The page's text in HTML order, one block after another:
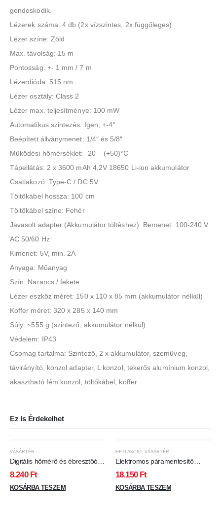
gondoskodik.
Lézerek száma: 4 db (2x vízszintes, 2x függőleges)
Lézer színe: Zöld
Max. távolság: 15 m
Pontosság: +- 1 mm / 7 m
Lézerdióda: 515 nm
Lézer osztály: Class 2
Lézer max. teljesítménye: 100 mW
Automatikus szintezés: Igen, +-4°
Beépített állványmenet: 1/4″ és 5/8″
Működési hőmérséklet: -20 – (+50)°C
Tápellátás: 2 x 3600 mAh 4,2V 18650 Li-ion akkumulátor
Csatlakozó: Type-C / DC 5V
Töltőkábel hossza: 100 cm
Töltőkábel színe: Fehér
Javasolt adapter (Akkumulátor töltéshez): Bemenet: 100-240 V
AC 50/60 Hz
Kimenet: 5V, min. 2A
Anyaga: Műanyag
Szín: Narancs / fekete
Lézer eszköz méret: 150 x 110 x 85 mm (akkumulátor nélkül)
Koffer méret: 320 x 285 x 140 mm
Súly: ~555 g (szintező, akkumulátor nélkül)
Védelem: IP43
Csomag tartalma: Szintező, 2 x akkumulátor, szemüveg,
távirányító, konzol adapter, L konzol, tekerős alumínium konzol,
akasztható fém konzol, töltőkábel, koffer
Ez Is Érdekelhet
VÁSÁRTÉR
Digitális hőmérő és ébresztőóra
- kültéri / beltéri - USB-s, elemes
- fehér
8.240 Ft
KOSÁRBA TESZEM
HETI AKCIÓ VÁSÁRTÉR
Elektromos páramentesítő
készülék - 230V, 750 ml
18.150 Ft
KOSÁRBA TESZEM